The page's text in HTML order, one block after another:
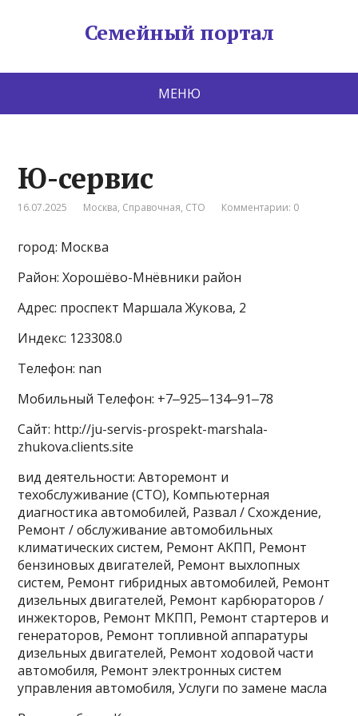
Семейный портал
МЕНЮ
Ю-сервис
16.07.2025 Москва, Справочная, СТО Комментарии: 0
город: Москва
Район: Хорошёво-Мнёвники район
Адрес: проспект Маршала Жукова, 2
Индекс: 123308.0
Телефон: nan
Мобильный Телефон: +7‒925‒134‒91‒78
Сайт: http://ju-servis-prospekt-marshala-
zhukova.clients.site
вид деятельности: Авторемонт и
техобслуживание (СТО), Компьютерная
диагностика автомобилей, Развал / Схождение,
Ремонт / обслуживание автомобильных
климатических систем, Ремонт АКПП, Ремонт
бензиновых двигателей, Ремонт выхлопных
систем, Ремонт гибридных автомобилей, Ремонт
дизельных двигателей, Ремонт карбюраторов /
инжекторов, Ремонт МКПП, Ремонт стартеров и
генераторов, Ремонт топливной аппаратуры
дизельных двигателей, Ремонт ходовой части
автомобиля, Ремонт электронных систем
управления автомобиля, Услуги по замене масла